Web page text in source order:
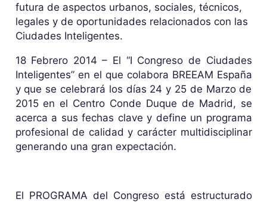
futura de aspectos urbanos, sociales, técnicos,
legales y de oportunidades relacionados con las
Ciudades Inteligentes.
18 Febrero 2014 – El “I Congreso de Ciudades
Inteligentes” en el que colabora BREEAM España
y que se celebrará los días 24 y 25 de Marzo de
2015 en el Centro Conde Duque de Madrid, se
acerca a sus fechas clave y define un programa
profesional de calidad y carácter multidisciplinar
generando una gran expectación.
El PROGRAMA del Congreso está estructurado